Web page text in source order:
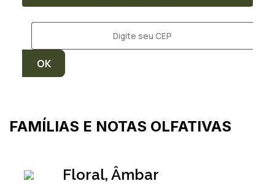
FAMÍLIAS E NOTAS OLFATIVAS
Floral, Âmbar